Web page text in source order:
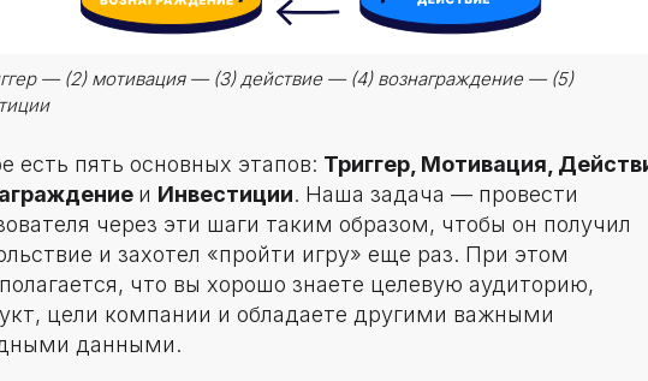
— (2) мотивация — (3) действие — (4) вознаграждение — (5)
есть пять основных этапов: Триггер, Мотивация,
и Инвестиции. Наша задача — провести
через эти шаги таким образом, чтобы он получил
и захотел «пройти игру» еще раз. При этом
что вы хорошо знаете целевую аудиторию,
цели компании и обладаете другими важными
данными.